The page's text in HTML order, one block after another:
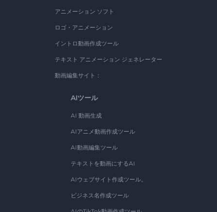
アニメーション ソフト
ロゴ・アニメーション
イントロ動画作成ツール
テキスト アニメーション ジェネレーター
動画編集サイト：
AIツール
AI 動画生成
AIアニメ動画作成ツール
AI動画編集ツール
テキストを動画にするAI
AIウェブサイト作成ツール。
ビジネス名作成ツール